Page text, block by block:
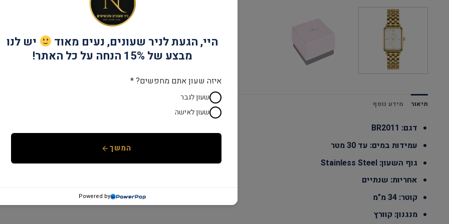
מק"ט:
קטגוריות:
תיאור מידע נוסף
דגם: BR2011
עמידות במים: עד 30 מטר
גוף השעון: Stainless Steel
אחריות: שנתיים
קוטר: 34 מ"מ
מנגנון: קוורץ
היי, הגעת לניר שעונים, נעים מאוד
יש לנו
מבצע של 15% הנחה על כל האתר!
איזה שעון אתם מחפשים? *
שעון לגבר
שעון לאישה
המשך
Powered by